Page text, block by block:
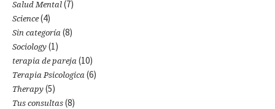
Salud Mental (7)
Science (4)
Sin categoría (8)
Sociology (1)
terapia de pareja (10)
Terapia Psicologica (6)
Therapy (5)
Tus consultas (8)